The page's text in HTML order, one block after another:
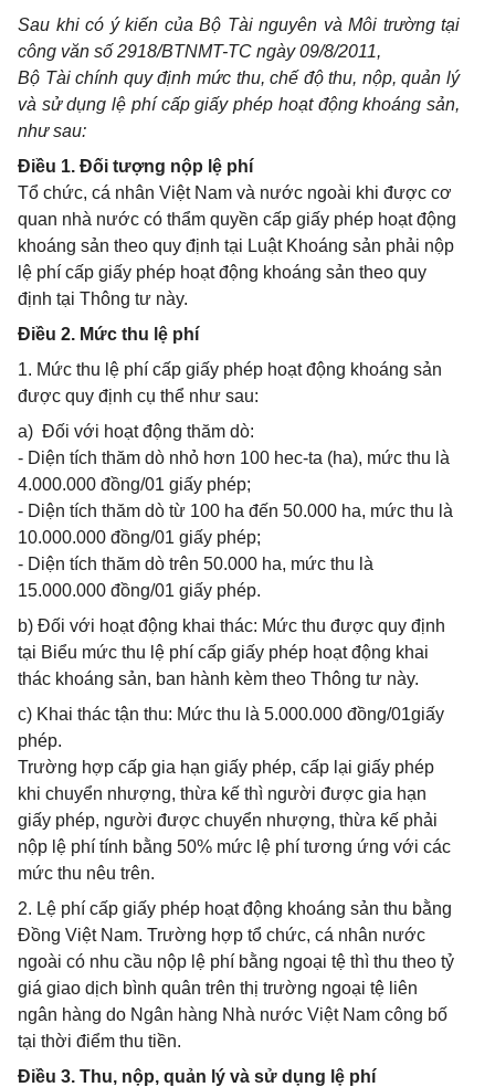
Sau khi có ý kiến của Bộ Tài nguyên và Môi trường tại
công văn số 2918/BTNMT-TC ngày 09/8/2011,
Bộ Tài chính quy định mức thu, chế độ thu, nộp, quản lý
và sử dụng lệ phí cấp giấy phép hoạt động khoáng sản,
như sau:
Điều 1. Đối tượng nộp lệ phí
Tổ chức, cá nhân Việt Nam và nước ngoài khi được cơ
quan nhà nước có thẩm quyền cấp giấy phép hoạt động
khoáng sản theo quy định tại Luật Khoáng sản phải nộp
lệ phí cấp giấy phép hoạt động khoáng sản theo quy
định tại Thông tư này.
Điều 2. Mức thu lệ phí
1. Mức thu lệ phí cấp giấy phép hoạt động khoáng sản
được quy định cụ thể như sau:
a) Đối với hoạt động thăm dò:
- Diện tích thăm dò nhỏ hơn 100 hec-ta (ha), mức thu là
4.000.000 đồng/01 giấy phép;
- Diện tích thăm dò từ 100 ha đến 50.000 ha, mức thu là
10.000.000 đồng/01 giấy phép;
- Diện tích thăm dò trên 50.000 ha, mức thu là
15.000.000 đồng/01 giấy phép.
b) Đối với hoạt động khai thác: Mức thu được quy định
tại Biểu mức thu lệ phí cấp giấy phép hoạt động khai
thác khoáng sản, ban hành kèm theo Thông tư này.
c) Khai thác tận thu: Mức thu là 5.000.000 đồng/01giấy
phép.
Trường hợp cấp gia hạn giấy phép, cấp lại giấy phép
khi chuyển nhượng, thừa kế thì người được gia hạn
giấy phép, người được chuyển nhượng, thừa kế phải
nộp lệ phí tính bằng 50% mức lệ phí tương ứng với các
mức thu nêu trên.
2. Lệ phí cấp giấy phép hoạt động khoáng sản thu bằng
Đồng Việt Nam. Trường hợp tổ chức, cá nhân nước
ngoài có nhu cầu nộp lệ phí bằng ngoại tệ thì thu theo tỷ
giá giao dịch bình quân trên thị trường ngoại tệ liên
ngân hàng do Ngân hàng Nhà nước Việt Nam công bố
tại thời điểm thu tiền.
Điều 3. Thu, nộp, quản lý và sử dụng lệ phí